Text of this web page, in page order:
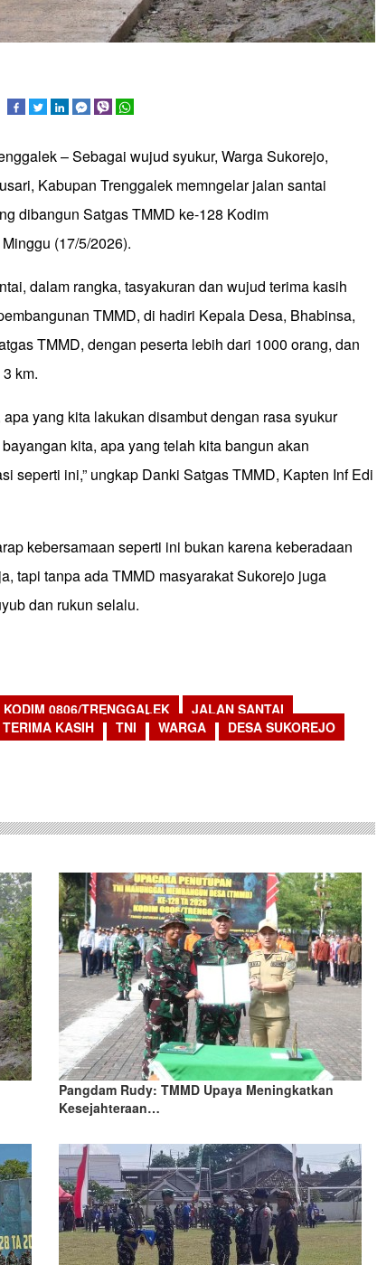
– Sebagai wujud syukur, Warga Sukorejo,
Kabupan Trenggalek memngelar jalan santai
dibangun Satgas TMMD ke-128 Kodim
(17/5/2026).
dalam rangka, tasyakuran dan wujud terima kasih
TMMD, di hadiri Kepala Desa, Bhabinsa,
TMMD, dengan peserta lebih dari 1000 orang, dan
km.
apa yang kita lakukan disambut dengan rasa syukur
kita, apa yang telah kita bangun akan
seperti ini,” ungkap Danki Satgas TMMD, Kapten Inf Edi
kebersamaan seperti ini bukan karena keberadaan
tapi tanpa ada TMMD masyarakat Sukorejo juga
dan rukun selalu.
KODIM 0806/TRENGGALEK
JALAN SANTAI
TERIMA KASIH TNI WARGA DESA SUKOREJO
Pangdam Rudy: TMMD Upaya Meningkatkan
Kesejahteraan…